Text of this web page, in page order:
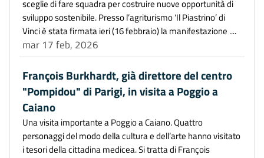
sceglie di fare squadra per costruire nuove opportunità di
sviluppo sostenibile. Presso l’agriturismo ‘Il Piastrino’ di
Vinci è stata firmata ieri (16 febbraio) la manifestazione ....
mar 17 feb, 2026
François Burkhardt, già direttore del centro
"Pompidou" di Parigi, in visita a Poggio a
Caiano
Una visita importante a Poggio a Caiano. Quattro
personaggi del modo della cultura e dell’arte hanno visitato
i tesori della cittadina medicea. Si tratta di François